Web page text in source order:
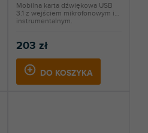
203 zł
DO KOSZYKA
Mobilna karta dźwiękowa USB
3.1 z wejściem mikrofonowym i
instrumentalnym.